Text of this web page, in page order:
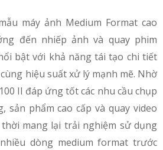
máy ảnh Medium Format cao
đến nhiếp ảnh và quay phim
bật với khả năng tái tạo chi tiết
hiệu suất xử lý mạnh mẽ. Nhờ
II đáp ứng tốt các nhu cầu chụp
sản phẩm cao cấp và quay video
mang lại trải nghiệm sử dụng
dòng medium format trước